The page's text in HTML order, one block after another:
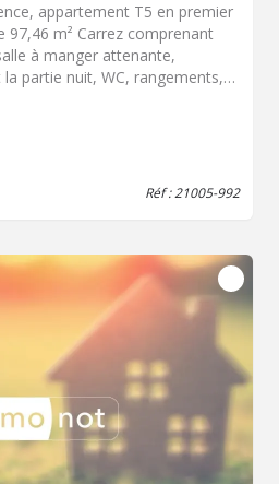
appartement T5 en premier
97,46 m² Carrez comprenant
à manger attenante,
partie nuit, WC, rangements,
et cave en sous-sol.
fermée.
Réf : 21005-992